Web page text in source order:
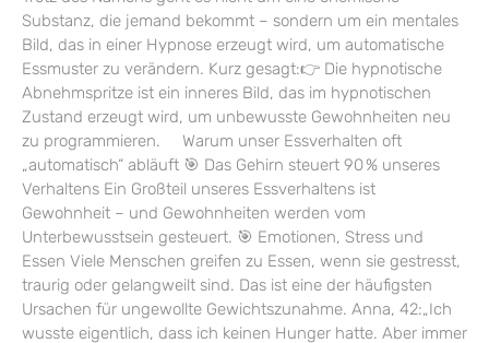
Substanz, die jemand bekommt – sondern um ein mentales
Bild, das in einer Hypnose erzeugt wird, um automatische
Essmuster zu verändern. Kurz gesagt:👉 Die hypnotische
Abnehmspritze ist ein inneres Bild, das im hypnotischen
Zustand erzeugt wird, um unbewusste Gewohnheiten neu
zu programmieren. Warum unser Essverhalten oft
„automatisch“ abläuft 🎯 Das Gehirn steuert 90 % unseres
Verhaltens Ein Großteil unseres Essverhaltens ist
Gewohnheit – und Gewohnheiten werden vom
Unterbewusstsein gesteuert. 🎯 Emotionen, Stress und
Essen Viele Menschen greifen zu Essen, wenn sie gestresst,
traurig oder gelangweilt sind. Das ist eine der häufigsten
Ursachen für ungewollte Gewichtszunahme. Anna, 42:„Ich
wusste eigentlich, dass ich keinen Hunger hatte. Aber immer